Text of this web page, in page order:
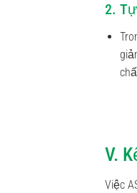
2.
V.
Việc